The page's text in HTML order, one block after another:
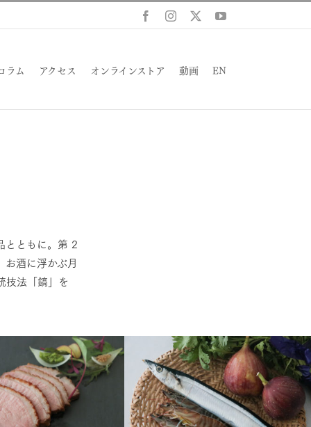
FacebookInstagram YouTube
ラム アクセス オンラインストア 動画 EN
とともに。第 2
酒に浮かぶ月
技法「鎬」を